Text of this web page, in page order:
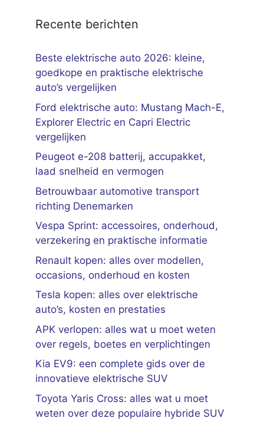
Recente berichten
Beste elektrische auto 2026: kleine,
goedkope en praktische elektrische
auto’s vergelijken
Ford elektrische auto: Mustang Mach-E,
Explorer Electric en Capri Electric
vergelijken
Peugeot e-208 batterij, accupakket,
laad snelheid en vermogen
Betrouwbaar automotive transport
richting Denemarken
Vespa Sprint: accessoires, onderhoud,
verzekering en praktische informatie
Renault kopen: alles over modellen,
occasions, onderhoud en kosten
Tesla kopen: alles over elektrische
auto’s, kosten en prestaties
APK verlopen: alles wat u moet weten
over regels, boetes en verplichtingen
Kia EV9: een complete gids over de
innovatieve elektrische SUV
Toyota Yaris Cross: alles wat u moet
weten over deze populaire hybride SUV